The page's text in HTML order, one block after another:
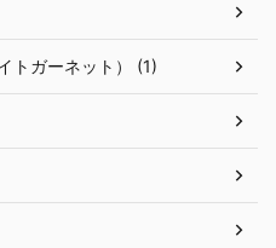
トガーネット） (1)